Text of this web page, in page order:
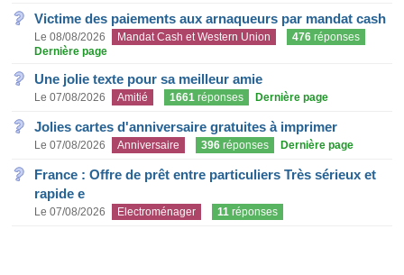
Victime des paiements aux arnaqueurs par mandat cash
Le 08/08/2026 Mandat Cash et Western Union 476 réponses
Dernière page
Une jolie texte pour sa meilleur amie
Le 07/08/2026 Amitié 1661 réponses Dernière page
Jolies cartes d'anniversaire gratuites à imprimer
Le 07/08/2026 Anniversaire 396 réponses Dernière page
France : Offre de prêt entre particuliers Très sérieux et
rapide e
Le 07/08/2026 Electroménager 11 réponses